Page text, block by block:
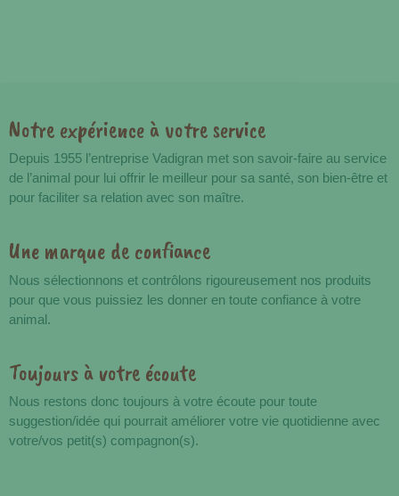
Avantages
Notre expérience à votre service
Depuis 1955 l’entreprise Vadigran met son savoir-faire au service
de l’animal pour lui offrir le meilleur pour sa santé, son bien-être et
pour faciliter sa relation avec son maître.
Une marque de confiance
Nous sélectionnons et contrôlons rigoureusement nos produits
pour que vous puissiez les donner en toute confiance à votre
animal.
Toujours à votre écoute
Nous restons donc toujours à votre écoute pour toute
suggestion/idée qui pourrait améliorer votre vie quotidienne avec
votre/vos petit(s) compagnon(s).